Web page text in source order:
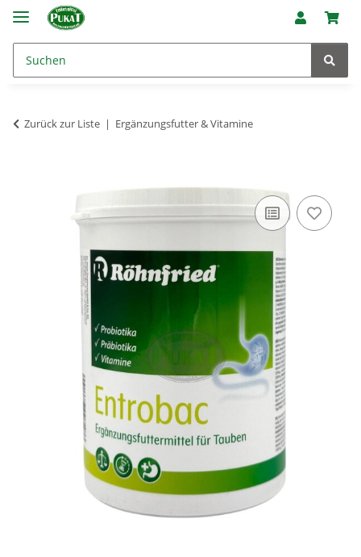
Zurück zur Liste Ergänzungsfutter & Vitamine